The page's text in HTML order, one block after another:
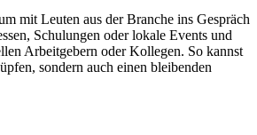
mit Leuten aus der Branche ins Gespräch
Schulungen oder lokale Events und
Arbeitgebern oder Kollegen. So kannst
sondern auch einen bleibenden